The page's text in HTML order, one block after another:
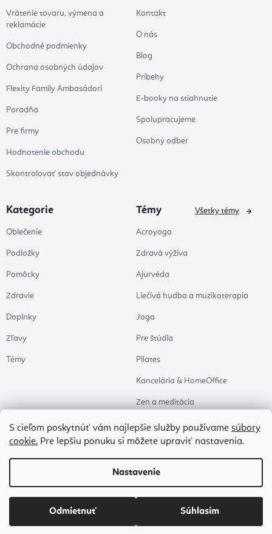
S cieľom poskytnúť vám najlepšie služby používame súbory
cookie. Pre lepšiu ponuku si môžete upraviť nastavenia.
Nastavenie
Odmietnuť Súhlasím
Vrátenie tovaru, výmena a
reklamácie
Obchodné podmienky
Ochrana osobných údajov
Flexity Family Ambasádori
Poradňa
Pre firmy
Hodnotenie obchodu
Skontrolovať stav objednávky
Kontakt
O nás
Blog
Príbehy
E-booky na stiahnutie
Spolupracujeme
Osobný odber
Kategorie
Oblečenie
Podložky
Pomôcky
Zdravie
Doplnky
Zľavy
Témy
Témy
Acroyoga
Zdravá výživa
Ajurvéda
Liečivá hudba a muzikoterapia
Joga
Pre štúdia
Pilates
Kancelária & HomeOffice
Zen a meditácia
Aromaterapia
Zdravý spánok
Naše obľúbené
Všetky témy
Vytvoril Shoptet Premium
Copyright 2026Flexity. Všetky práva vyhradené.Upraviť nastavenie cookies